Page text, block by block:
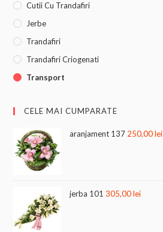
Cutii Cu Trandafiri
Jerbe
Trandafiri
Trandafiri Criogenati
Transport
CELE MAI CUMPARATE
aranjament 137 250,00lei
jerba 101 305,00lei